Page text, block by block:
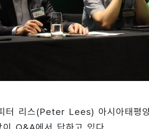
터 리스(Peter Lees) 아시아태평